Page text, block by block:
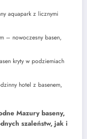
aquapark z licznymi
– nowoczesny basen,
kryty w podziemiach
hotel z basenem,
Mazury baseny,
szaleństw, jak i